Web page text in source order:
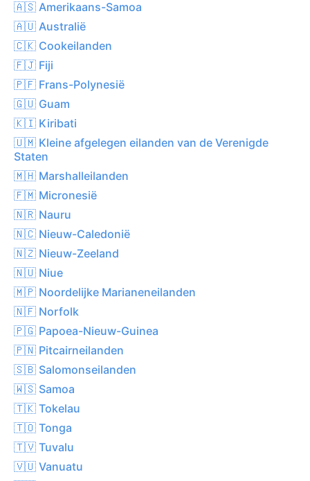
🇦🇸 Amerikaans-Samoa
🇦🇺 Australië
🇨🇰 Cookeilanden
🇫🇯 Fiji
🇵🇫 Frans-Polynesië
🇬🇺 Guam
🇰🇮 Kiribati
🇺🇲 Kleine afgelegen eilanden van de Verenigde
Staten
🇲🇭 Marshalleilanden
🇫🇲 Micronesië
🇳🇷 Nauru
🇳🇨 Nieuw-Caledonië
🇳🇿 Nieuw-Zeeland
🇳🇺 Niue
🇲🇵 Noordelijke Marianeneilanden
🇳🇫 Norfolk
🇵🇬 Papoea-Nieuw-Guinea
🇵🇳 Pitcairneilanden
🇸🇧 Salomonseilanden
🇼🇸 Samoa
🇹🇰 Tokelau
🇹🇴 Tonga
🇹🇻 Tuvalu
🇻🇺 Vanuatu